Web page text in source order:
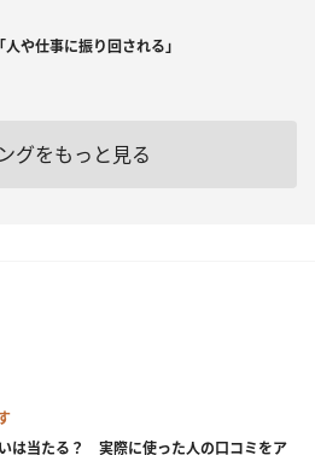
や仕事に振り回される」
グをもっと見る
は当たる？ 実際に使った人の口コミをア